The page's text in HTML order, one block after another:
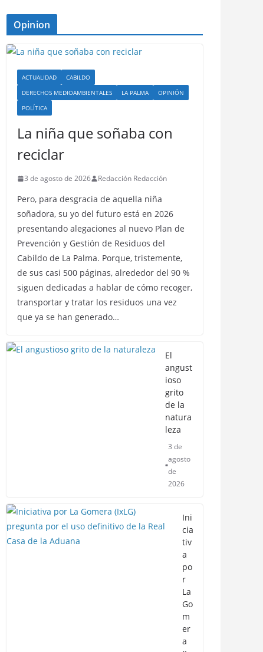
Opinion
ACTUALIDAD
CABILDO
DERECHOS MEDIOAMBIENTALES
LA PALMA
OPINIÓN
POLÍTICA
La niña que soñaba con
reciclar
3 de agosto de 2026 Redacción Redacción
Pero, para desgracia de aquella niña
soñadora, su yo del futuro está en 2026
presentando alegaciones al nuevo Plan de
Prevención y Gestión de Residuos del
Cabildo de La Palma. Porque, tristemente,
de sus casi 500 páginas, alrededor del 90 %
siguen dedicadas a hablar de cómo recoger,
transportar y tratar los residuos una vez
que ya se han generado…
El
angust
ioso
grito
de la
natura
leza
3 de
agosto
de
2026
Ini
cia
tiv
a
po
r
La
Go
m
er
a